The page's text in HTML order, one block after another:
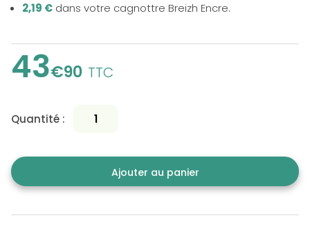
2,19 € dans votre cagnottre Breizh Encre.
43€90 TTC
Quantité :
Ajouter au panier